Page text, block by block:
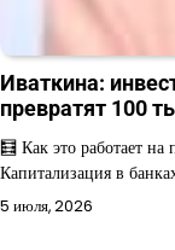
Иваткина:
превратят 100
🧮 Как это работает
Капитализация в
5 июля, 2026